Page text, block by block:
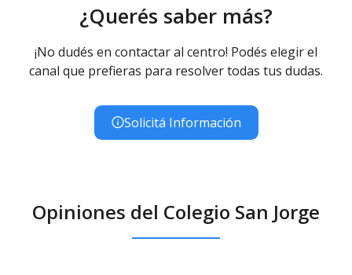
¿Querés saber más?
¡No dudés en contactar al centro! Podés elegir el
canal que prefieras para resolver todas tus dudas.
Solicitá Información
Opiniones del Colegio San Jorge